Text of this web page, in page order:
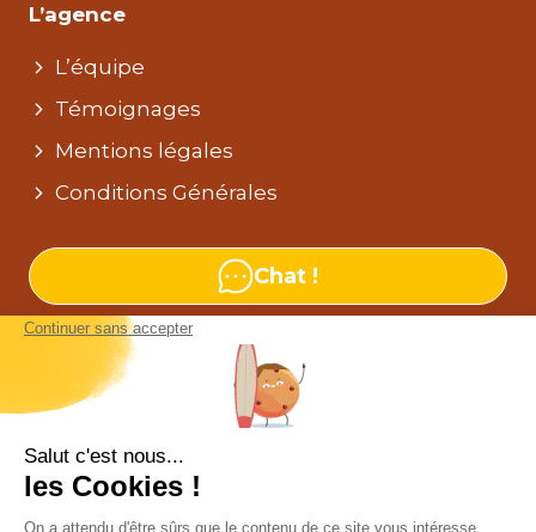
L’agence
L’équipe
Témoignages
Mentions légales
Conditions Générales
Chat !
Nos agences